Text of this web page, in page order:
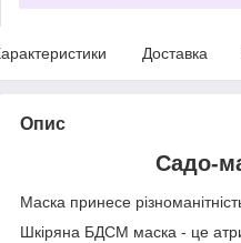
Доставка
Опис
Садо-
Маска принесе
Шкіряна БДСМ маска - це